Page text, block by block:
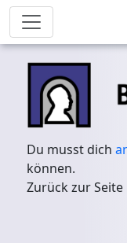
Du musst dich
können.
Zurück zur Seite